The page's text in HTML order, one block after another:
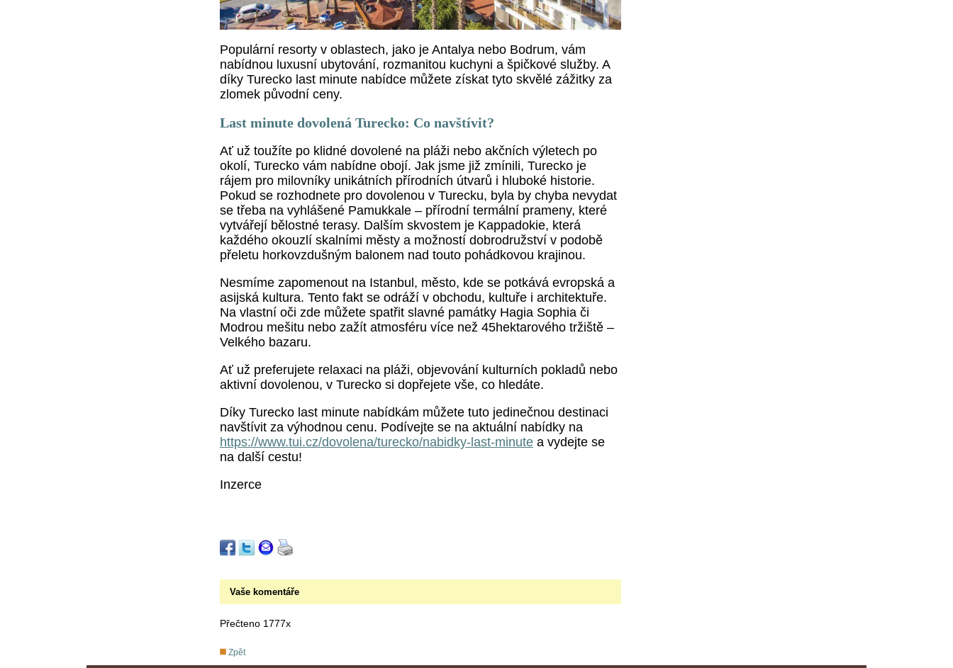
Populární resorty v oblastech, jako je Antalya nebo Bodrum, vám
nabídnou luxusní ubytování, rozmanitou kuchyni a špičkové služby. A
díky Turecko last minute nabídce můžete získat tyto skvělé zážitky za
zlomek původní ceny.
Last minute dovolená Turecko: Co navštívit?
Ať už toužíte po klidné dovolené na pláži nebo akčních výletech po
okolí, Turecko vám nabídne obojí. Jak jsme již zmínili, Turecko je
rájem pro milovníky unikátních přírodních útvarů i hluboké historie.
Pokud se rozhodnete pro dovolenou v Turecku, byla by chyba nevydat
se třeba na vyhlášené Pamukkale – přírodní termální prameny, které
vytvářejí bělostné terasy. Dalším skvostem je Kappadokie, která
každého okouzlí skalními městy a možností dobrodružství v podobě
přeletu horkovzdušným balonem nad touto pohádkovou krajinou.
Nesmíme zapomenout na Istanbul, město, kde se potkává evropská a
asijská kultura. Tento fakt se odráží v obchodu, kultuře i architektuře.
Na vlastní oči zde můžete spatřit slavné památky Hagia Sophia či
Modrou mešitu nebo zažít atmosféru více než 45hektarového tržiště –
Velkého bazaru.
Ať už preferujete relaxaci na pláži, objevování kulturních pokladů nebo
aktivní dovolenou, v Turecko si dopřejete vše, co hledáte.
Díky Turecko last minute nabídkám můžete tuto jedinečnou destinaci
navštívit za výhodnou cenu. Podívejte se na aktuální nabídky na
https://www.tui.cz/dovolena/turecko/nabidky-last-minute a vydejte se
na další cestu!
Inzerce
Vaše komentáře
Přečteno 1777x
Zpět